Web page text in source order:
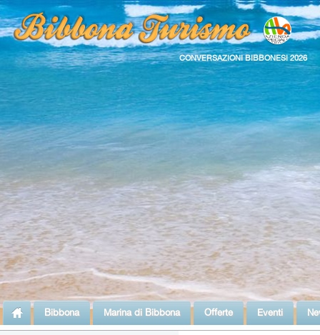
CONVERSAZIONI BIBBONESI 2026
Bibbona Marina di Bibbona Offerte Eventi